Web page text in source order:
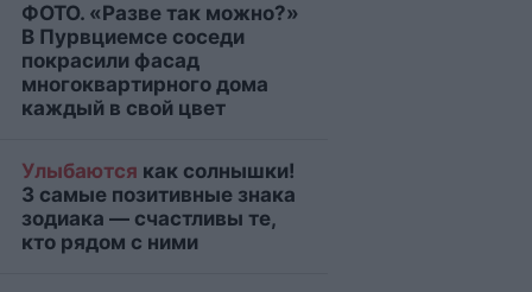
ФОТО. «Разве так можно?»
В Пурвциемсе соседи
покрасили фасад
многоквартирного дома
каждый в свой цвет
Улыбаются как солнышки!
3 самые позитивные знака
зодиака — счастливы те,
кто рядом с ними